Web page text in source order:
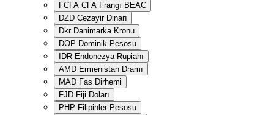
FCFA CFA Frangı BEAC
DZD Cezayir Dinarı
Dkr Danimarka Kronu
DOP Dominik Pesosu
IDR Endonezya Rupiahı
AMD Ermenistan Dramı
MAD Fas Dirhemi
FJD Fiji Doları
PHP Filipinler Pesosu